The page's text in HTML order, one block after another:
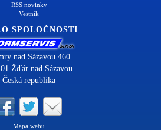
RSS novinky
Vestník
SPOLOČNOSTI
nad Sázavou 460
Žďár nad Sázavou
Česká republika
Mapa webu